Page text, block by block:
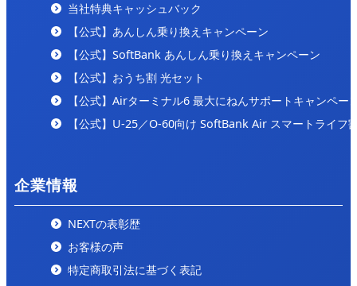
「internet-all」の「ここが一番安い！コスパの良いお
すすめのインターネット回線をご紹介！
ました。
当社特典キャッシュバック
【公式】あんしん乗り換えキャンペーン
【公式】SoftBank あんしん乗り換えキャンペーン
【公式】おうち割 光セット
【公式】Airターミナル6 最大にねんサポートキャンペー
【公式】U-25／O-60向け SoftBank Air スマートライフ
企業情報
NEXTの表彰歴
お客様の声
特定商取引法に基づく表記